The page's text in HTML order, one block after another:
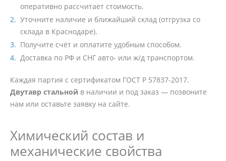
оперативно рассчитает стоимость.
Уточните наличие и ближайший склад (отгрузка со
склада в Краснодаре).
Получите счёт и оплатите удобным способом.
Доставка по РФ и СНГ авто- или ж/д транспортом.
Каждая партия с сертификатом ГОСТ Р 57837-2017.
Двутавр стальной в наличии и под заказ — позвоните
нам или оставьте заявку на сайте.
Химический состав и
механические свойства